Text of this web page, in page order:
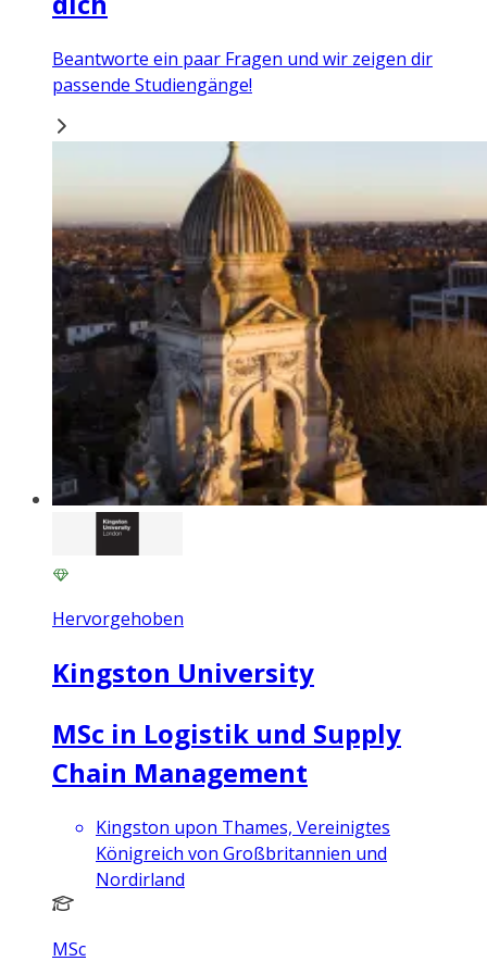
Beantworte ein paar Fragen und wir zeigen dir
passende Studiengänge!
Hervorgehoben
Kingston University
MSc in Logistik und Supply
Chain Management
Kingston upon Thames, Vereinigtes
Königreich von Großbritannien und
Nordirland
MSc